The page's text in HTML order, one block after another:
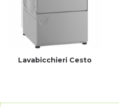
Lavabicchieri Cesto